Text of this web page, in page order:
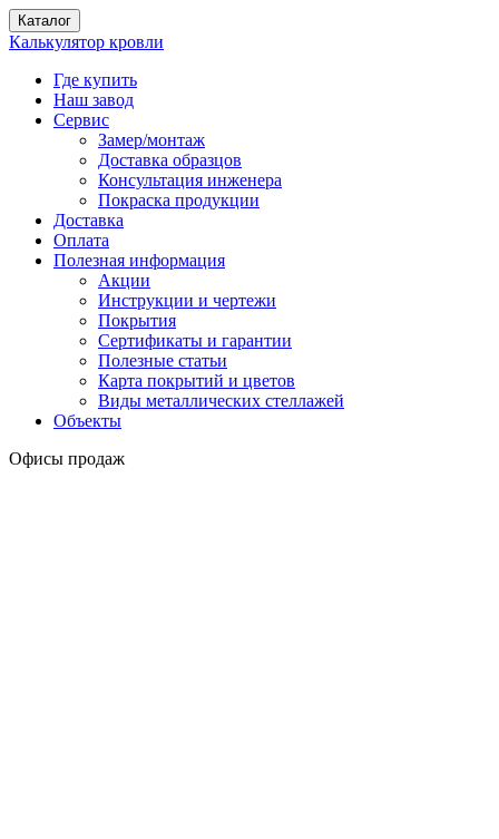
Каталог
Калькулятор кровли
Где купить
Наш завод
Сервис
Замер/монтаж
Доставка образцов
Консультация инженера
Покраска продукции
Доставка
Оплата
Полезная информация
Акции
Инструкции и чертежи
Покрытия
Сертификаты и гарантии
Полезные статьи
Карта покрытий и цветов
Виды металлических стеллажей
Объекты
Офисы продаж